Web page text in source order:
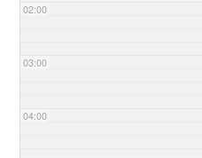
02:00
03:00
04:00